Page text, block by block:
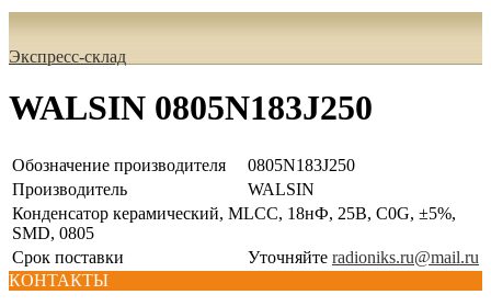
Экспресс-склад
WALSIN 0805N183J250
Обозначение производителя
0805N183J250
Производитель
WALSIN
Конденсатор керамический, MLCC, 18нФ, 25В, C0G, ±5%,
SMD, 0805
Срок поставки
Уточняйте radioniks.ru@mail.ru
КОНТАКТЫ